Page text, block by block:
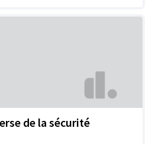
de la sécurité